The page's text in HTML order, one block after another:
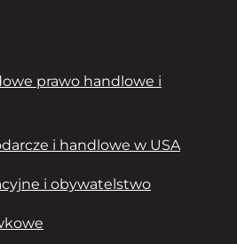
prawo handlowe i
i handlowe w USA
i obywatelstwo